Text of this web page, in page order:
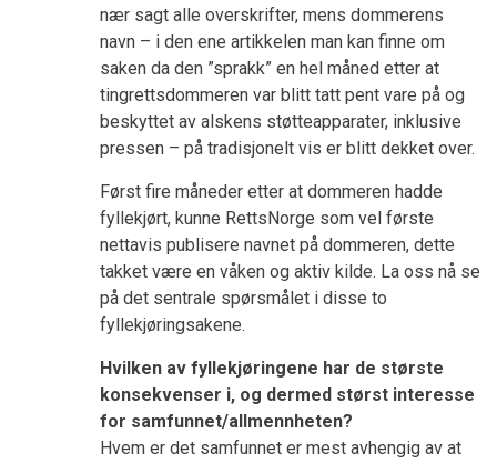
nær sagt alle overskrifter, mens dommerens
navn – i den ene artikkelen man kan finne om
saken da den ”sprakk” en hel måned etter at
tingrettsdommeren var blitt tatt pent vare på og
beskyttet av alskens støtteapparater, inklusive
pressen – på tradisjonelt vis er blitt dekket over.
Først fire måneder etter at dommeren hadde
fyllekjørt, kunne RettsNorge som vel første
nettavis publisere navnet på dommeren, dette
takket være en våken og aktiv kilde. La oss nå se
på det sentrale spørsmålet i disse to
fyllekjøringsakene.
Hvilken av fyllekjøringene har de største
konsekvenser i, og dermed størst interesse
for samfunnet/allmennheten?
Hvem er det samfunnet er mest avhengig av at